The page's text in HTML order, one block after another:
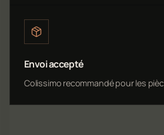
Envoi accepté
Colissimo recommandé pour les